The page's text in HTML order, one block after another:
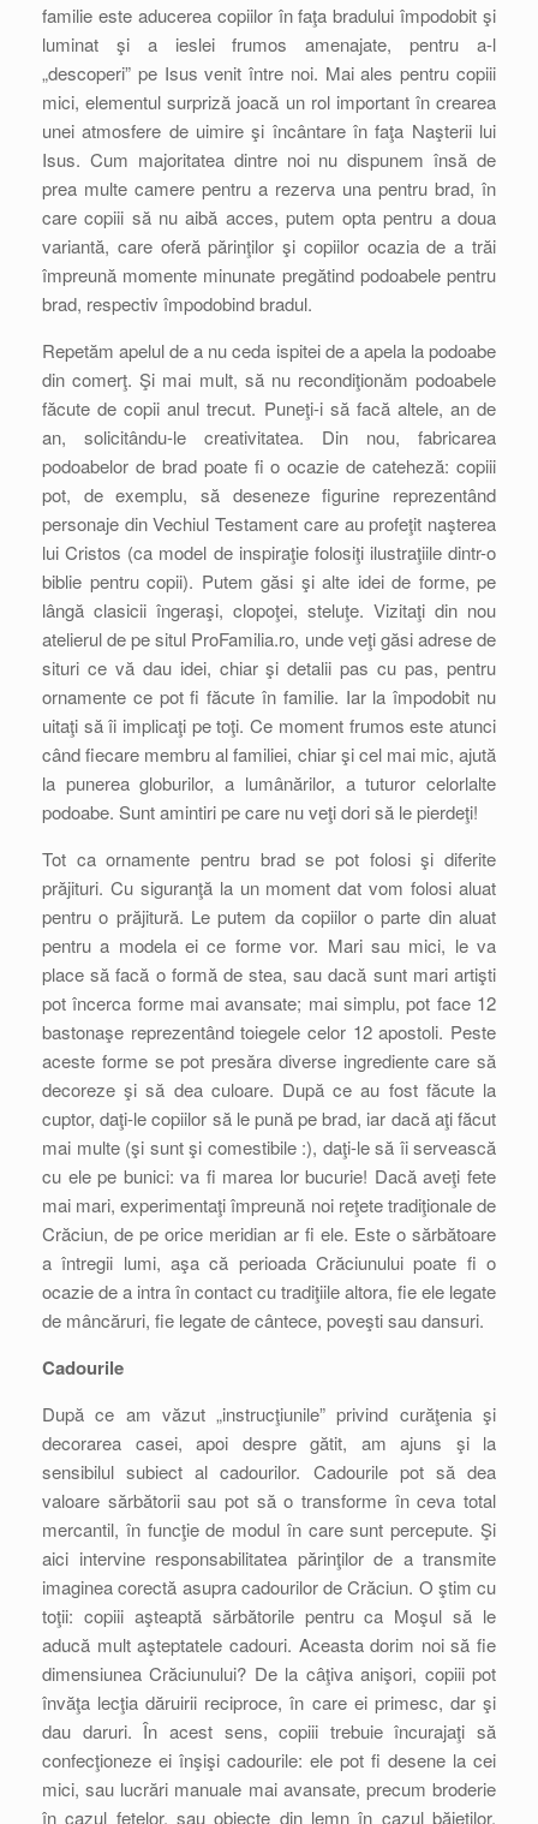
familie este aducerea copiilor în faţa bradului împodobit şi
luminat şi a ieslei frumos amenajate, pentru a-l
„descoperi” pe Isus venit între noi. Mai ales pentru copiii
mici, elementul surpriză joacă un rol important în crearea
unei atmosfere de uimire şi încântare în faţa Naşterii lui
Isus. Cum majoritatea dintre noi nu dispunem însă de
prea multe camere pentru a rezerva una pentru brad, în
care copiii să nu aibă acces, putem opta pentru a doua
variantă, care oferă părinţilor şi copiilor ocazia de a trăi
împreună momente minunate pregătind podoabele pentru
brad, respectiv împodobind bradul.
Repetăm apelul de a nu ceda ispitei de a apela la podoabe
din comerţ. Şi mai mult, să nu recondiţionăm podoabele
făcute de copii anul trecut. Puneţi-i să facă altele, an de
an, solicitându-le creativitatea. Din nou, fabricarea
podoabelor de brad poate fi o ocazie de cateheză: copiii
pot, de exemplu, să deseneze figurine reprezentând
personaje din Vechiul Testament care au profeţit naşterea
lui Cristos (ca model de inspiraţie folosiţi ilustraţiile dintr-o
biblie pentru copii). Putem găsi şi alte idei de forme, pe
lângă clasicii îngeraşi, clopoţei, steluţe. Vizitaţi din nou
atelierul de pe situl ProFamilia.ro, unde veţi găsi adrese de
situri ce vă dau idei, chiar şi detalii pas cu pas, pentru
ornamente ce pot fi făcute în familie. Iar la împodobit nu
uitaţi să îi implicaţi pe toţi. Ce moment frumos este atunci
când fiecare membru al familiei, chiar şi cel mai mic, ajută
la punerea globurilor, a lumânărilor, a tuturor celorlalte
podoabe. Sunt amintiri pe care nu veţi dori să le pierdeţi!
Tot ca ornamente pentru brad se pot folosi şi diferite
prăjituri. Cu siguranţă la un moment dat vom folosi aluat
pentru o prăjitură. Le putem da copiilor o parte din aluat
pentru a modela ei ce forme vor. Mari sau mici, le va
place să facă o formă de stea, sau dacă sunt mari artişti
pot încerca forme mai avansate; mai simplu, pot face 12
bastonaşe reprezentând toiegele celor 12 apostoli. Peste
aceste forme se pot presăra diverse ingrediente care să
decoreze şi să dea culoare. După ce au fost făcute la
cuptor, daţi-le copiilor să le pună pe brad, iar dacă aţi făcut
mai multe (şi sunt şi comestibile :), daţi-le să îi servească
cu ele pe bunici: va fi marea lor bucurie! Dacă aveţi fete
mai mari, experimentaţi împreună noi reţete tradiţionale de
Crăciun, de pe orice meridian ar fi ele. Este o sărbătoare
a întregii lumi, aşa că perioada Crăciunului poate fi o
ocazie de a intra în contact cu tradiţiile altora, fie ele legate
de mâncăruri, fie legate de cântece, poveşti sau dansuri.
Cadourile
După ce am văzut „instrucţiunile” privind curăţenia şi
decorarea casei, apoi despre gătit, am ajuns şi la
sensibilul subiect al cadourilor. Cadourile pot să dea
valoare sărbătorii sau pot să o transforme în ceva total
mercantil, în funcţie de modul în care sunt percepute. Şi
aici intervine responsabilitatea părinţilor de a transmite
imaginea corectă asupra cadourilor de Crăciun. O ştim cu
toţii: copiii aşteaptă sărbătorile pentru ca Moşul să le
aducă mult aşteptatele cadouri. Aceasta dorim noi să fie
dimensiunea Crăciunului? De la câţiva anişori, copiii pot
învăţa lecţia dăruirii reciproce, în care ei primesc, dar şi
dau daruri. În acest sens, copiii trebuie încurajaţi să
confecţioneze ei înşişi cadourile: ele pot fi desene la cei
mici, sau lucrări manuale mai avansate, precum broderie
în cazul fetelor, sau obiecte din lemn în cazul băieţilor.